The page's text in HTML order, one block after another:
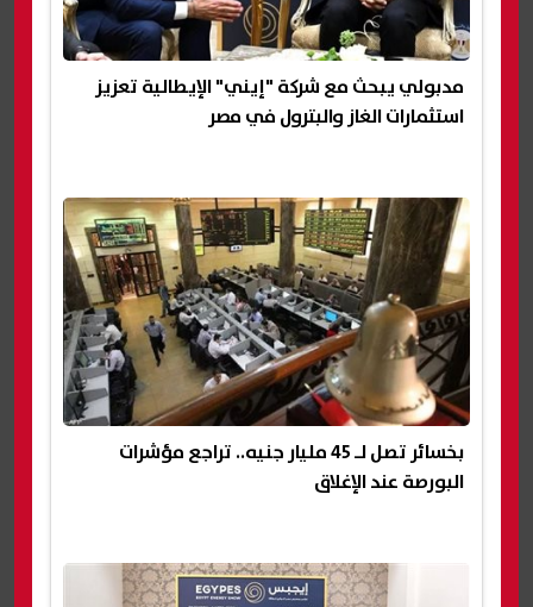
مدبولي يبحث مع شركة "إيني" الإيطالية تعزيز
استثمارات الغاز والبترول في مصر
بخسائر تصل لـ 45 مليار جنيه.. تراجع مؤشرات
البورصة عند الإغلاق